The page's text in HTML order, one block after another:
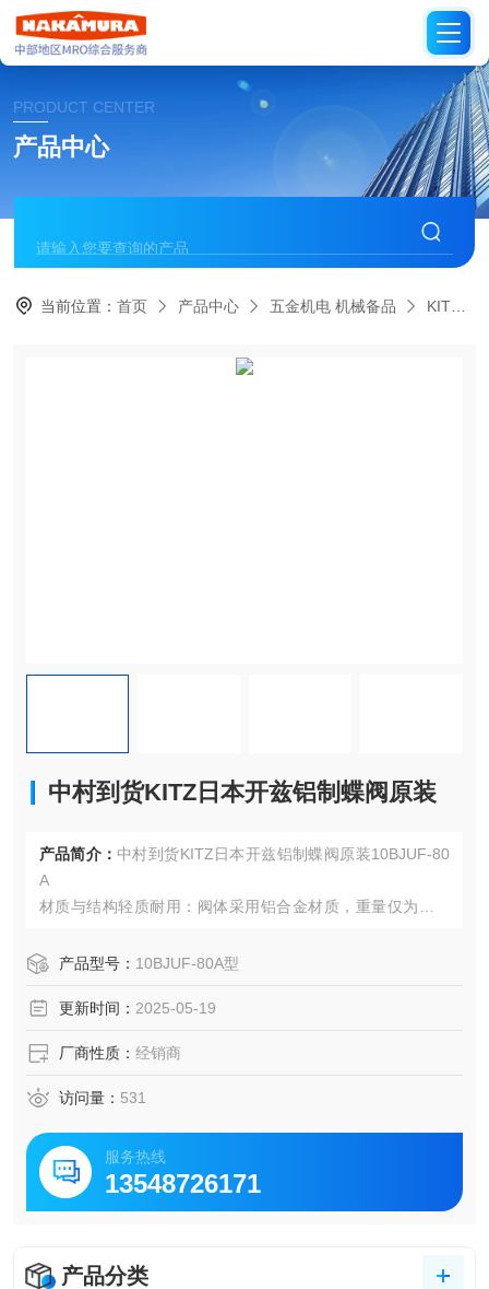
PRODUCT CENTER
产品中心
当前位置：首页 产品中心 五金机电 机械备品 KITZ日本开滋
中村到货KITZ日本开兹铝制蝶阀原装
产品简介： 中村到货KITZ日本开兹铝制蝶阀原装10BJUF-80
A
材质与结构轻质耐用：阀体采用铝合金材质，重量仅为传统
作，同时铝合金具有良好的耐腐蚀性，能在多种环境下长期
产品型号： 10BJUF-80A型
更新时间： 2025-05-19
厂商性质： 经销商
访问量： 531
服务热线
13548726171
产品分类